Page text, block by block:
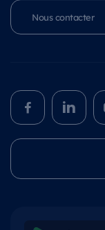
Nous contacter